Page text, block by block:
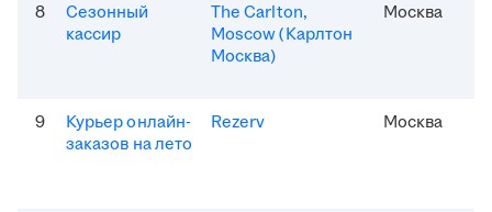
8
Сезонный
кассир
The Carlton,
Moscow (Карлтон
Москва)
Москва
9
Курьер онлайн-
заказов на лето
Rezerv Москва